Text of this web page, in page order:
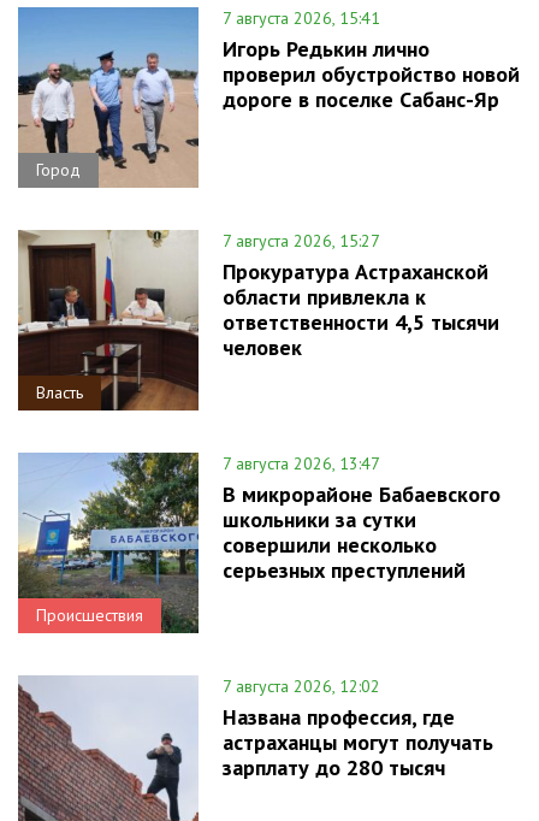
Город
7 августа 2026, 15:41
Игорь Редькин лично
проверил обустройство новой
дороге в поселке Сабанс-Яр
Власть
7 августа 2026, 15:27
Прокуратура Астраханской
области привлекла к
ответственности 4,5 тысячи
человек
Происшествия
7 августа 2026, 13:47
В микрорайоне Бабаевского
школьники за сутки
совершили несколько
серьезных преступлений
7 августа 2026, 12:02
Названа профессия, где
астраханцы могут получать
зарплату до 280 тысяч